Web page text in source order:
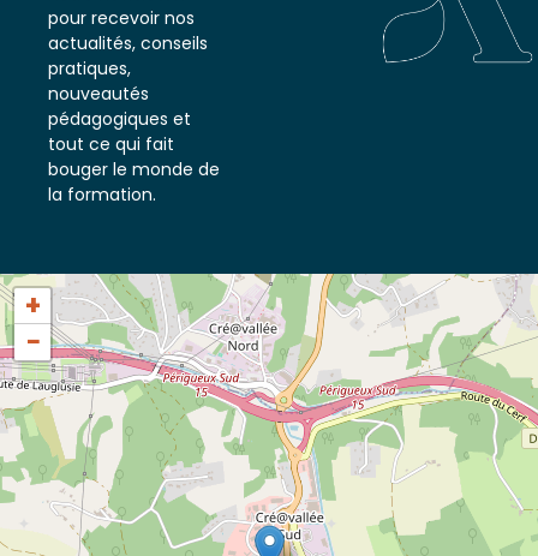
notre newsletter
pour recevoir nos
actualités, conseils
pratiques,
nouveautés
pédagogiques et
tout ce qui fait
bouger le monde de
+
−